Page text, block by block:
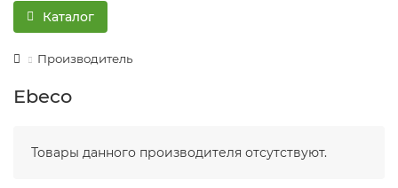
Каталог
Производитель
Ebeco
Товары данного производителя отсутствуют.